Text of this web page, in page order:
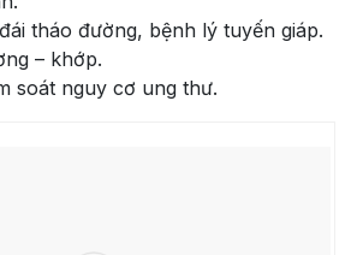
tháo đường, bệnh lý tuyến giáp.
– khớp.
soát nguy cơ ung thư.